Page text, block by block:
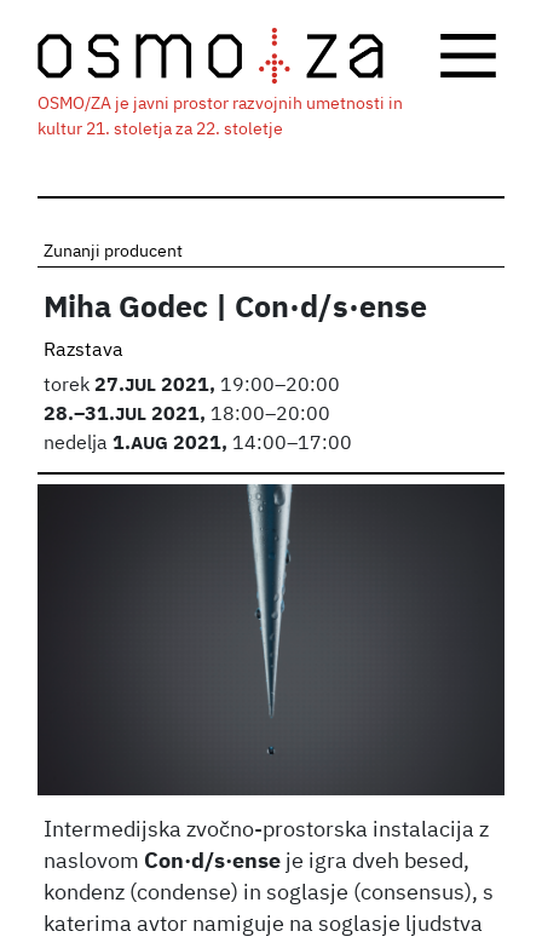
OSMO/ZA je javni prostor razvojnih umetnosti in
kultur 21. stoletja za 22. stoletje
Zunanji producent
Miha Godec | Con·d/s·ense
Razstava
torek27.JUL2021, 19:00–20:00
28.–31.JUL2021, 18:00–20:00
nedelja1.AUG2021, 14:00–17:00
Intermedijska zvočno-prostorska instalacija z
naslovom Con·d/s·ense je igra dveh besed,
kondenz (condense) in soglasje (consensus), s
katerima avtor namiguje na soglasje ljudstva